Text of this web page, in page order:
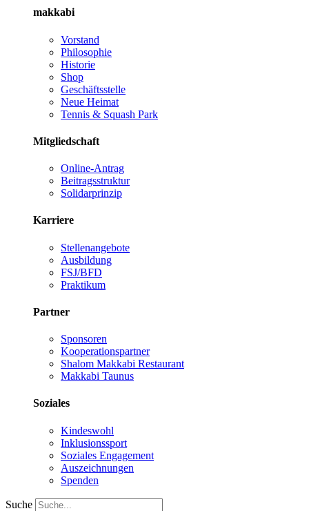
makkabi
Vorstand
Philosophie
Historie
Shop
Geschäftsstelle
Neue Heimat
Tennis & Squash Park
Mitgliedschaft
Online-Antrag
Beitragsstruktur
Solidarprinzip
Karriere
Stellenangebote
Ausbildung
FSJ/BFD
Praktikum
Partner
Sponsoren
Kooperationspartner
Shalom Makkabi Restaurant
Makkabi Taunus
Soziales
Kindeswohl
Inklusionssport
Soziales Engagement
Auszeichnungen
Spenden
Suche